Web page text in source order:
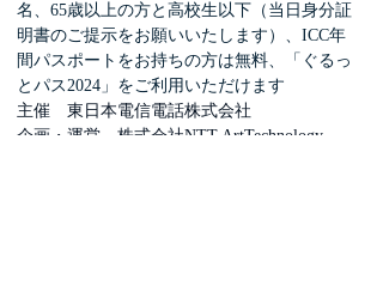
名、65歳以上の方と高校生以下（当日身分証
明書のご提示をお願いいたします）、ICC年
間パスポートをお持ちの方は無料、「ぐるっ
とパス2024」をご利用いただけます
主催　東日本電信電話株式会社
企画・運営　株式会社NTT ArtTechnology